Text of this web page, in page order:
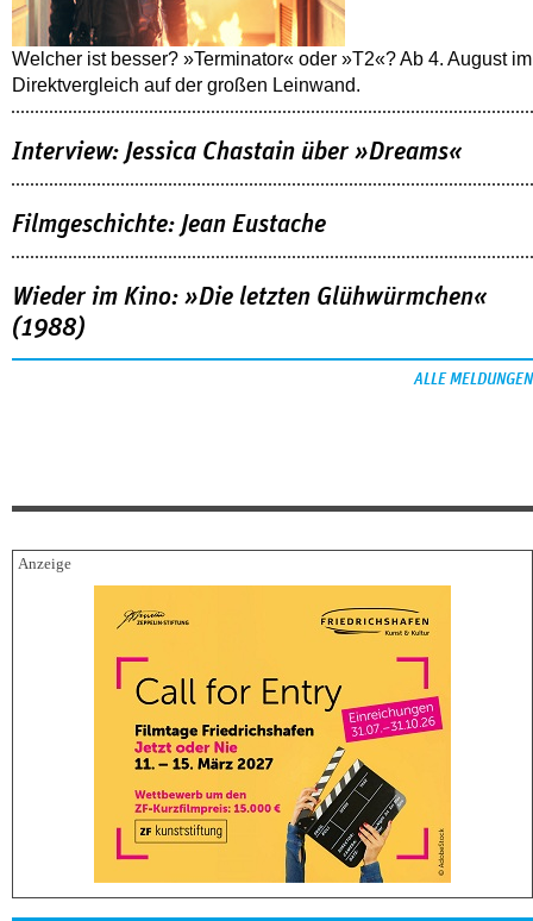
Welcher ist besser? »Terminator« oder »T2«? Ab 4. August im
Direktvergleich auf der großen Leinwand.
Interview: Jessica Chastain über »Dreams«
Filmgeschichte: Jean Eustache
Wieder im Kino: »Die letzten Glühwürmchen«
(1988)
ALLE MELDUNGEN